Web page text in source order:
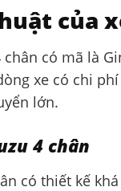
của
chân có mã là
xe có chi
lớn.
4 chân
có thiết kế